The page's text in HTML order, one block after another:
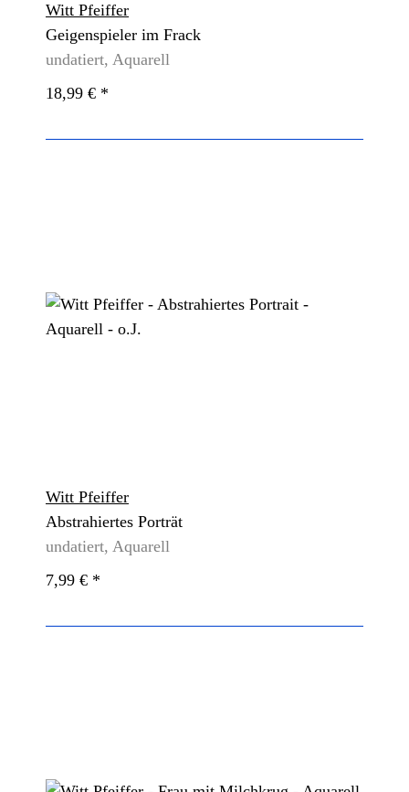
Witt Pfeiffer
Geigenspieler im Frack
undatiert, Aquarell
18,99 € *
Witt Pfeiffer
Abstrahiertes Porträt
undatiert, Aquarell
7,99 € *